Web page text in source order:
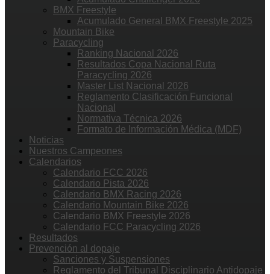
BMX Freestyle
Acumulado General BMX Freestyle 2025
Mountain Bike
Paracycling
Ranking Nacional 2026
Resultados Copa Nacional Ruta
Paracycling 2026
Master List Nacional 2026
Reglamento Clasificación Funcional
Nacional
Normativa Técnica 2026
Formato de Información Médica (MDF)
Noticias
Nuestros Campeones
Calendarios
Calendario FCC 2026
Calendario Pista 2026
Calendario BMX Racing 2026
Calendario Mountain Bike 2026
Calendario BMX Freestyle 2026
Calendario FCC Paracycling 2026
Resultados
Prevención al dopaje
Sanciones y Suspensiones
Reglamento del Tribunal Disciplinario Antidopaje